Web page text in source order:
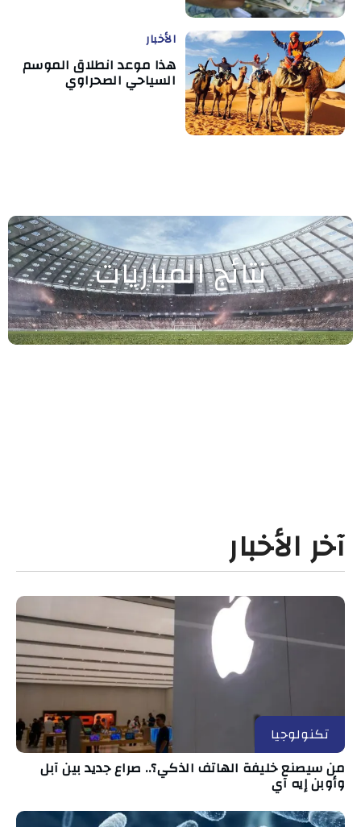
الأخبار
هذا موعد انطلاق الموسم
السياحي الصحراوي
نتائج المباريات
آخر الأخبار
تكنولوجيا
من سيصنع خليفة الهاتف الذكي؟.. صراع جديد بين آبل
وأوبن إيه آي